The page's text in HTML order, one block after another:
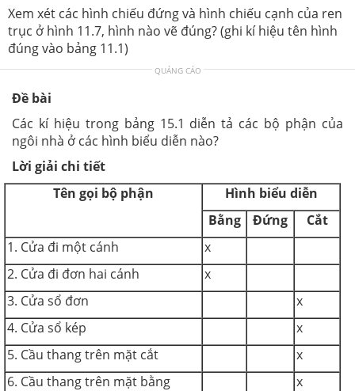
Xem xét các hình chiếu đứng và hình chiếu cạnh của ren
trục ở hình 11.7, hình nào vẽ đúng? (ghi kí hiệu tên hình
đúng vào bảng 11.1)
QUẢNG CÁO
Đề bài
Các kí hiệu trong bảng 15.1 diễn tả các bộ phận của
ngôi nhà ở các hình biểu diễn nào?
Lời giải chi tiết
Tên gọi bộ phận
Hình biểu diễn
Bằng
Đứng
Cắt
1. Cửa đi một cánh
x
2. Cửa đi đơn hai cánh
x
3. Cửa sổ đơn
x
4. Cửa sổ kép
x
5. Cầu thang trên mặt cắt
x
6. Cầu thang trên mặt bằng
x